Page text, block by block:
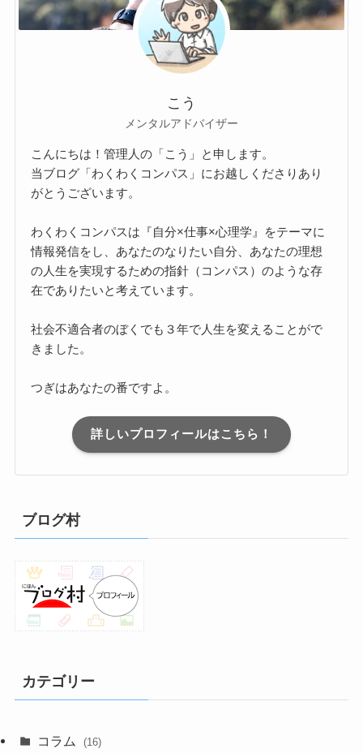
こう
メンタルアドバイザー
こんにちは！管理人の「こう」と申します。
当ブログ「わくわくコンパス」にお越しくださりあり
がとうございます。
わくわくコンパスは『自分×仕事×心理学』をテーマに
情報発信をし、あなたのなりたい自分、あなたの理想
の人生を実現するための指針（コンパス）のような存
在でありたいと考えています。
社会不適合者のぼくでも３年で人生を変えることがで
きました。
つぎはあなたの番ですよ。
詳しいプロフィールはこちら！
ブログ村
カテゴリー
コラム (16)